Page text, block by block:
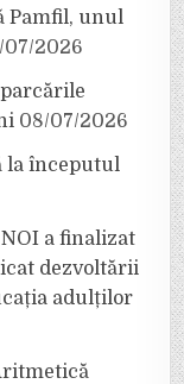
Pamfil, unul
07/2026
08/07/2026
la începutul
NOI a finalizat
dezvoltării
adulților